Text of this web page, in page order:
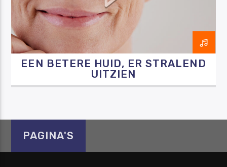
Luister RAZO online
EEN BETERE HUID, ER STRALEND
UITZIEN
PAGINA'S